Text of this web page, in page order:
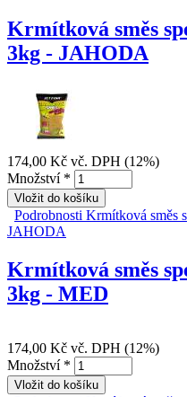
Krmítková směs
3kg - JAHODA
174,00 Kč vč. DPH (12%)
Množství *
Podrobnosti Krmítková směs
JAHODA
Krmítková směs
3kg - MED
174,00 Kč vč. DPH (12%)
Množství *